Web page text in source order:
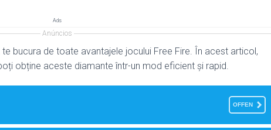
Ads
Anúncios
bucura de toate avantajele jocului Free Fire. În acest articol,
obține aceste diamante într-un mod eficient și rapid.
OFFEN